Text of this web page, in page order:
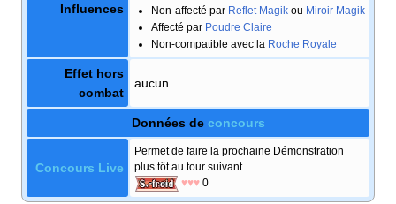
Influences
Non-affecté par Reflet Magikou Miroir Magik
Affecté par Poudre Claire
Non-compatible avec la Roche Royale
Effet hors
combat
aucun
Données de concours
Concours Live
Permet de faire la prochaine Démonstration
plus tôt au tour suivant.
♥♥♥ 0